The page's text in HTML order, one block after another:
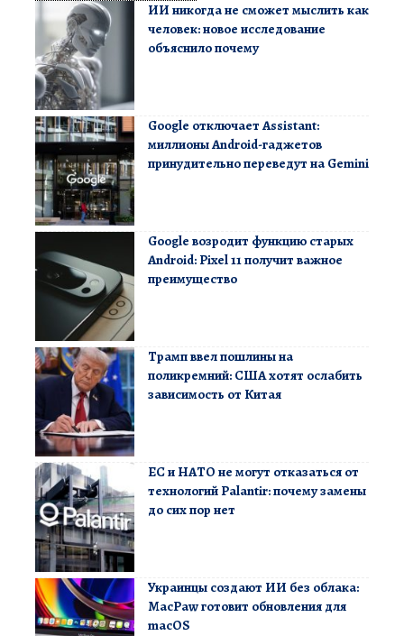
ИИ никогда не сможет мыслить как
человек: новое исследование
объяснило почему
Google отключает Assistant:
миллионы Android-гаджетов
принудительно переведут на Gemini
Google возродит функцию старых
Android: Pixel 11 получит важное
преимущество
Трамп ввел пошлины на
поликремний: США хотят ослабить
зависимость от Китая
ЕС и НАТО не могут отказаться от
технологий Palantir: почему замены
до сих пор нет
Украинцы создают ИИ без облака:
MacPaw готовит обновления для
macOS